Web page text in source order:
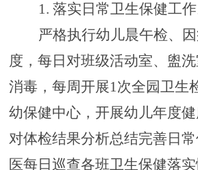
1. 落实日常卫生保健工作
严格执行幼儿晨午检、
度，每日对班级活动室、盥
消毒，每周开展1次全园卫生
幼保健中心， 开展幼儿年度
对体检结果分析总结完善日常
医每日巡查各班卫生保健落